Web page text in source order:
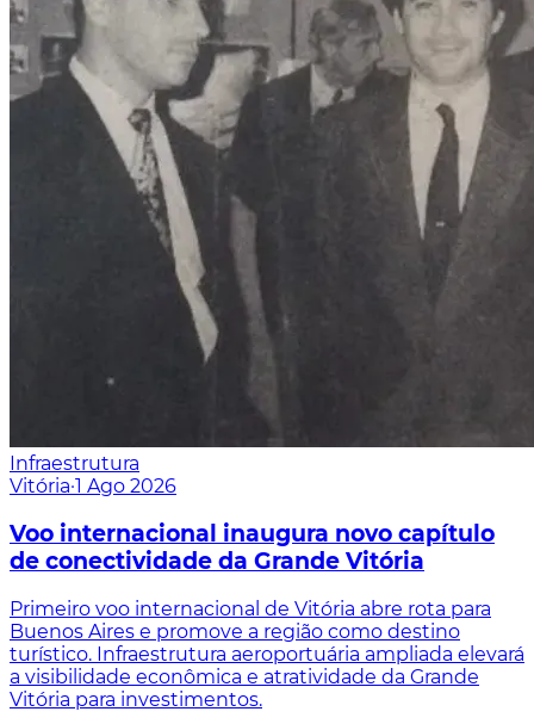
Infraestrutura
Vitória·1 Ago 2026
Voo internacional inaugura novo capítulo
de conectividade da Grande Vitória
Primeiro voo internacional de Vitória abre rota para
Buenos Aires e promove a região como destino
turístico. Infraestrutura aeroportuária ampliada elevará
a visibilidade econômica e atratividade da Grande
Vitória para investimentos.